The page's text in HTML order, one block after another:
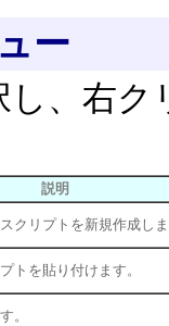
ー
、右
説明
クリプトを新規作成し
トを貼り付けます。
。